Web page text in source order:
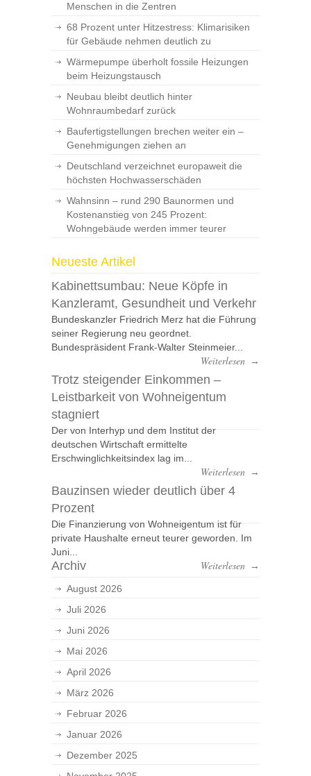
Menschen in die Zentren
68 Prozent unter Hitzestress: Klimarisiken
für Gebäude nehmen deutlich zu
Wärmepumpe überholt fossile Heizungen
beim Heizungstausch
Neubau bleibt deutlich hinter
Wohnraumbedarf zurück
Baufertigstellungen brechen weiter ein –
Genehmigungen ziehen an
Deutschland verzeichnet europaweit die
höchsten Hochwasserschäden
Wahnsinn – rund 290 Baunormen und
Kostenanstieg von 245 Prozent:
Wohngebäude werden immer teurer
Neueste Artikel
Kabinettsumbau: Neue Köpfe in
Kanzleramt, Gesundheit und Verkehr
Bundeskanzler Friedrich Merz hat die Führung
seiner Regierung neu geordnet.
Bundespräsident Frank-Walter Steinmeier...
Weiterlesen →
Trotz steigender Einkommen –
Leistbarkeit von Wohneigentum
stagniert
Der von Interhyp und dem Institut der
deutschen Wirtschaft ermittelte
Erschwinglichkeitsindex lag im...
Weiterlesen →
Bauzinsen wieder deutlich über 4
Prozent
Die Finanzierung von Wohneigentum ist für
private Haushalte erneut teurer geworden. Im
Juni...
Weiterlesen →
Archiv
August 2026
Juli 2026
Juni 2026
Mai 2026
April 2026
März 2026
Februar 2026
Januar 2026
Dezember 2025